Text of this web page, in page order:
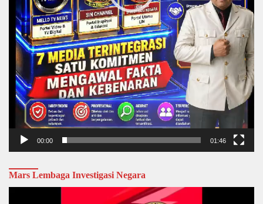
00:00 01:46
Mars Lembaga Investigasi Negara